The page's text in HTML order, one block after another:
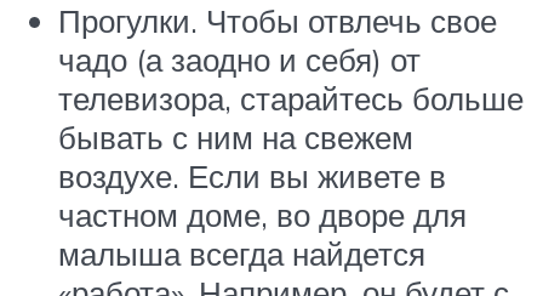
Прогулки. Чтобы отвлечь свое
чадо (а заодно и себя) от
телевизора, старайтесь больше
бывать с ним на свежем
воздухе. Если вы живете в
частном доме, во дворе для
малыша всегда найдется